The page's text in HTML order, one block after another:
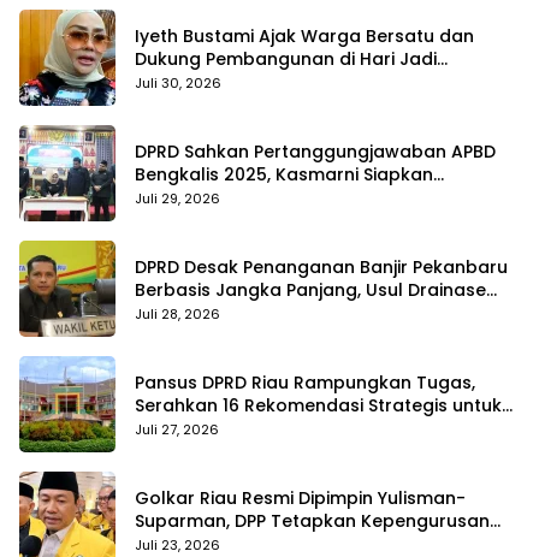
Iyeth Bustami Ajak Warga Bersatu dan
Dukung Pembangunan di Hari Jadi
Bengkalis ke-514
Juli 30, 2026
DPRD Sahkan Pertanggungjawaban APBD
Bengkalis 2025, Kasmarni Siapkan
Pemanfaatan SiLPA
Juli 29, 2026
DPRD Desak Penanganan Banjir Pekanbaru
Berbasis Jangka Panjang, Usul Drainase
Raksasa dan Kolam Retensi
Juli 28, 2026
Pansus DPRD Riau Rampungkan Tugas,
Serahkan 16 Rekomendasi Strategis untuk
Dongkrak Pendapatan Daerah
Juli 27, 2026
Golkar Riau Resmi Dipimpin Yulisman-
Suparman, DPP Tetapkan Kepengurusan
Baru 2025–2030
Juli 23, 2026